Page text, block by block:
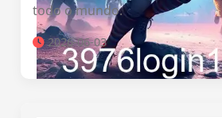
todo o mundo.
2026-06-03